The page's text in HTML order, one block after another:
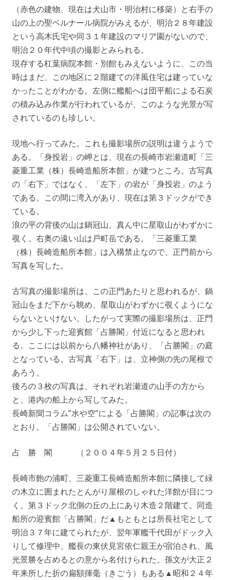
（赤色の建物、現在は犬山市・明治村に移築）と右手の
山の上の聖ベルナール病院がみえるが、明治２８年建設
という高木氏宅や同３１年建設のマリア園がないので、
明治２０年代中頃の撮影とみられる。
現存する杠葉病院本館・別館もみえないように、この当
時はまだ、この地区に２階建ての洋風住宅は建っていな
かったことがわかる。左側に艦船へは団平船による石炭
の積み込み作業が行われているが、このような光景が写
されているのも珍しい。
現地へ行ってみた。これも撮影場所の説明は違うようで
ある。「身投岩」の岬とは、現在の長崎市岩瀬道町「三
菱重工業（株）長崎造船所本館」が建つところ。古写真
の「右下」ではなく、「左下」の岩が「身投岩」のよう
である。この間に湾入があり、現在は第３ドックができ
ている。
浪の平の背後の山は鍋冠山。真ん中に星取山がわずかに
覗く。右奥の遠い山は戸町岳である。「三菱重工業
（株）長崎造船所本館」は入構禁止なので、正門前から
写真を写した。
古写真の撮影場所は、この正門あたりと思われるが、鍋
冠山をまだ下から眺め、星取山がわずかに覗くようにな
らないといけない。したがって実際の撮影場所は、正門
から少し下った迎賓館「占勝閣」付近になると思われ
る。ここには以前から八幡神社があり、「占勝閣」の庭
となっている。古写真「右下」は、立神側の先の尾根で
あろう。
後ろの３枚の写真は、それぞれ岩瀬道の山手の方から
と、港内の船上から写してみた。
長崎新聞コラム”水や空”による「占勝閣」の記事は次の
とおり。「占勝閣」は公開されていない。
占 勝 閣 （２００４年５月２５日付）
長崎市飽の浦町、三菱重工長崎造船所本館に隣接して緑
の木立に囲まれたとんがり屋根のしゃれた洋館が目につ
く。第３ドック北側の丘の上にあり木造２階建て。同造
船所の迎賓館「占勝閣」だ▲もともとは所長社宅として
明治３７年に建てられたが、翌年軍艦千代田がドック入
りして修理中、艦長の東伏見宮依仁親王が宿泊され、風
光景勝を占めるとの意から名付けられた。孫文が大正２
年来所した折の扁額揮毫（きごう）もある▲昭和２４年